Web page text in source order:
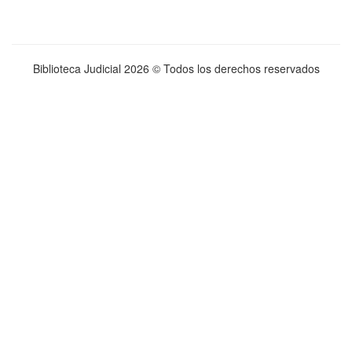
Biblioteca Judicial 2026 © Todos los derechos reservados